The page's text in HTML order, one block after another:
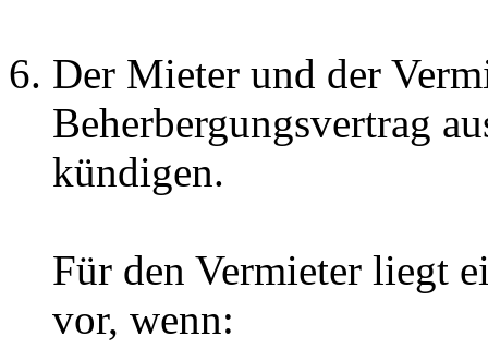
Der Mieter und der
Beherbergungsvertrag
kündigen.
Für den Vermieter liegt
vor, wenn: